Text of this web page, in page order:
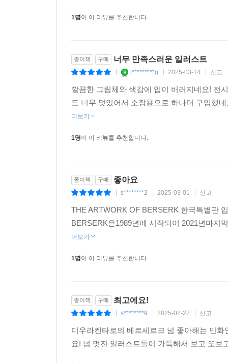
1명이 이 리뷰를 추천합니다.
종이책 구매 너무 만족스러운 일러스트
l*********g 2025-03-14 신고
깔끔한 그림체와 색감에 입이 버러지네요! 전
도 너무 멋있어서 소장용으로 하나더 구입했
더보기
1명이 이 리뷰를 추천합니다.
종이책 구매 좋아요
s********2 2025-03-01 신고
THE ARTWORK OF BERSERK 한국특별판
BERSERK은1989년에 시작되어 2021년마지
더보기
1명이 이 리뷰를 추천합니다.
종이책 구매 최고에요!
s********9 2025-02-27 신고
미우라켄타로의 베르세르크 넘 좋아해는 만
요! 넘 멋진 일러스트들이 가득해서 보고 또